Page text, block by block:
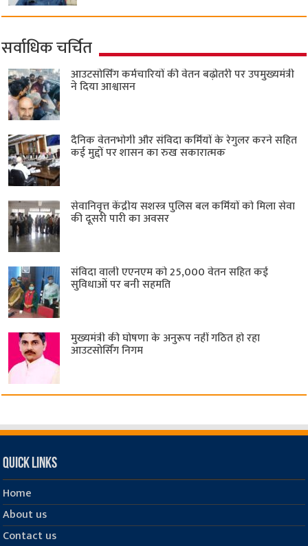
सर्वाधिक चर्चित
आउटसोर्सिंग कर्मचारियों की वेतन बढ़ोतरी पर उपमुख्यमंत्री
ने दिया आश्वासन
दैनिक वेतनभोगी और संविदा कर्मियों के रेगुलर करने सहित
कई मुद्दों पर शासन का रुख सकारात्मक
सेवानिवृत्त केंद्रीय सशस्त्र पुलिस बल ​कर्मियों को मिला सेवा
की दूसरी पारी का अवसर
संविदा वाली एएनएम को 25,000 वेतन सहित कई
सुविधाओं पर बनी सहमति
मुख्यमंत्री की घोषणा के अनुरूप नहीं गठित हो रहा
आउटसोर्सिंग निगम
Quick Links
Home
About us
Contact us